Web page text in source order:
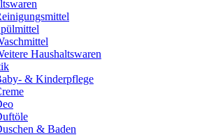
Haushaltswaren
& Kinderpflege
& Baden